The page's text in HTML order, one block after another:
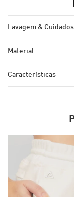
Lavagem & Cuidados
Material
Características